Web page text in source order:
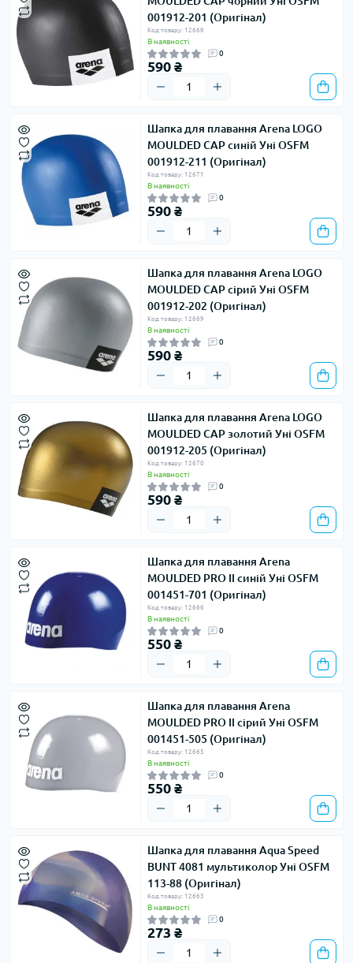
001912-201 (Оригінал)
Код товару: 12668
В наявності
0
590 ₴
Шапка для плавання Arena LOGO
MOULDED CAP синій Уні OSFM
001912-211 (Оригінал)
Код товару: 12671
В наявності
0
590 ₴
Шапка для плавання Arena LOGO
MOULDED CAP сірий Уні OSFM
001912-202 (Оригінал)
Код товару: 12669
В наявності
0
590 ₴
Шапка для плавання Arena LOGO
MOULDED CAP золотий Уні OSFM
001912-205 (Оригінал)
Код товару: 12670
В наявності
0
590 ₴
Шапка для плавання Arena
MOULDED PRO II синій Уні OSFM
001451-701 (Оригінал)
Код товару: 12666
В наявності
0
550 ₴
Шапка для плавання Arena
MOULDED PRO II сірий Уні OSFM
001451-505 (Оригінал)
Код товару: 12665
В наявності
0
550 ₴
Шапка для плавання Aqua Speed ​​
BUNT 4081 мультиколор Уні OSFM
113-88 (Оригінал)
Код товару: 12663
В наявності
0
273 ₴